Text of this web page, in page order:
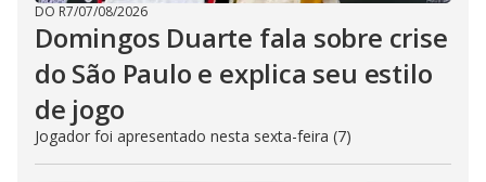
DO R7/07/08/2026
Domingos Duarte fala sobre crise
do São Paulo e explica seu estilo
de jogo
Jogador foi apresentado nesta sexta-feira (7)